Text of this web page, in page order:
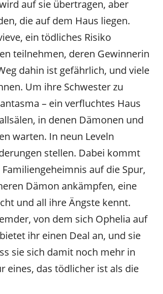
auf sie übertragen, aber
die auf dem Haus liegen.
ein tödliches Risiko
teilnehmen, deren Gewinnerin
dahin ist gefährlich, und viele
Um ihre Schwester zu
– ein verfluchtes Haus
in denen Dämonen und
warten. In neun Leveln
stellen. Dabei kommt
auf die Spur,
Dämon ankämpfen, eine
und all ihre Ängste kennt.
von dem sich Ophelia auf
ihr einen Deal an, und sie
sie sich damit noch mehr in
eines, das tödlicher ist als die